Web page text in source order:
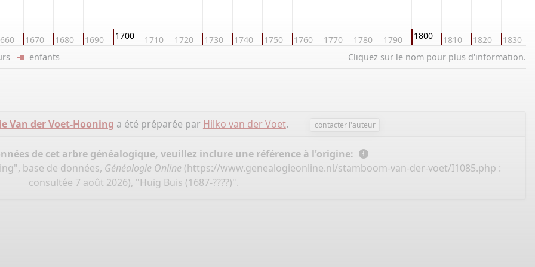
1670 1680 1690 1700 1710 1720 1730 1740 1750 1760 1770 1780 1790 1800 1810 1820 1830
Cliquez sur le nom pour plus d'information.
enfants
Van der Voet-Hooning a été préparée par Hilko van der Voet. contacter l'auteur
de cet arbre généalogique, veuillez inclure une référence à l'origine:
base de données, Généalogie Online (https://www.genealogieonline.nl/stamboom-van-der-voet/I1085.php :
consultée 7 août 2026), "Huig Buis (1687-????)".